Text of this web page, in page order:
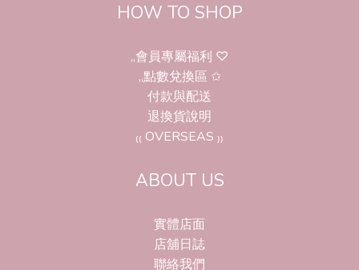
HOW TO SHOP
,,會員專屬福利 ♡
,,點數兌換區 ✩
付款與配送
退換貨說明
₍₍ OVERSEAS ₎₎
ABOUT US
實體店面
店舖日誌
聯絡我們